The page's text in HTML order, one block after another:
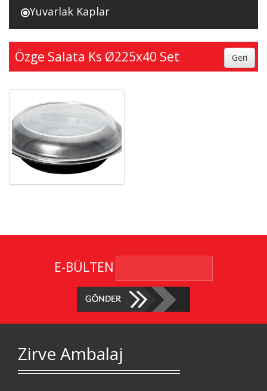
Yuvarlak Kaplar
Özge Salata Ks Ø225x40 Set
E-BÜLTEN
Zirve Ambalaj